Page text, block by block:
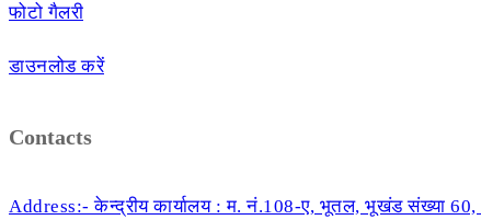
फोटो गैलरी
डाउनलोड करें
Contacts
Address:- केन्द्रीय कार्यालय : म. नं.108-ए, भूतल, भूखंड संख्या 60,